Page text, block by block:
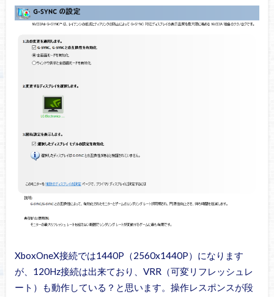
XboxOneX接続では1440P（2560x1440P）になります
が、120Hz接続は出来ており、VRR（可変リフレッシュレ
ート）も動作している？と思います。操作レスポンスが段